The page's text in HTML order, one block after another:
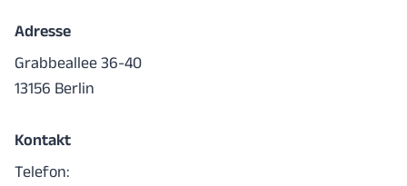
Adresse
Grabbeallee 36-40
13156 Berlin
Kontakt
Telefon: